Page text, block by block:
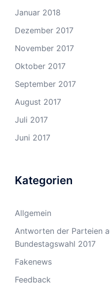
Januar 2018
Dezember 2017
November 2017
Oktober 2017
September 2017
August 2017
Juli 2017
Juni 2017
Kategorien
Allgemein
Antworten der Parteien
Bundestagswahl 2017
Fakenews
Feedback